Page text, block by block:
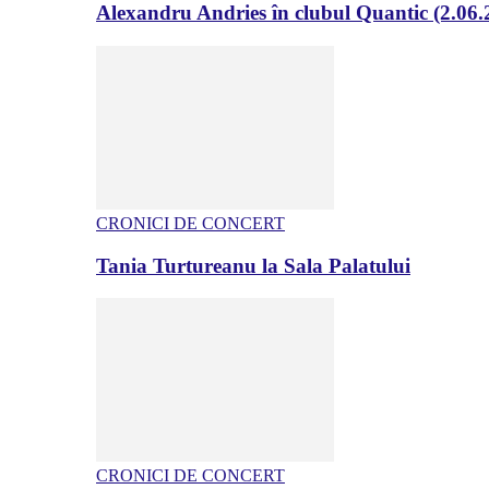
Alexandru Andries în clubul Quantic
CRONICI DE CONCERT
Tania Turtureanu la Sala Palatului
CRONICI DE CONCERT